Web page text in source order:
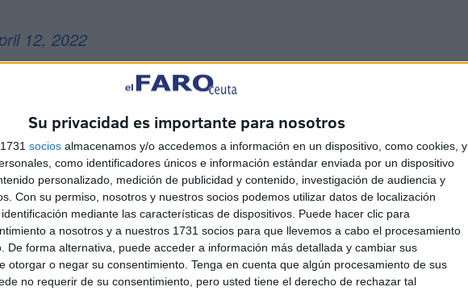
Su privacidad es importante para nosotros
socios almacenamos y/o accedemos a información en un dispositivo, como cookies, y
como identificadores únicos e información estándar enviada por un dispositivo
personalizado, medición de publicidad y contenido, investigación de audiencia y
Con su permiso, nosotros y nuestros socios podemos utilizar datos de localización
mediante las características de dispositivos. Puede hacer clic para
a nosotros y a nuestros 1731 socios para que llevemos a cabo el procesamiento
De forma alternativa, puede acceder a información más detallada y cambiar sus
otorgar o negar su consentimiento. Tenga en cuenta que algún procesamiento de sus
no requerir de su consentimiento, pero usted tiene el derecho de rechazar tal
12, 2022
una imagen con dos frases bien destacadas para que
que te intentan engañar es falso. La primera a
sus justificaciones por correo electrónico para
de evaluar las sanciones; esto en un plazo estricto de